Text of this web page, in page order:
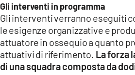
CATANZAROCHANNEL.IT
LACAPITALENEWS.IT
App
Gli interventi in programma
Gli interventi verranno eseguiti
le esigenze organizzative e
attuatore in ossequio a quanto
attuativi di riferimento. La forza
di una squadra composta da